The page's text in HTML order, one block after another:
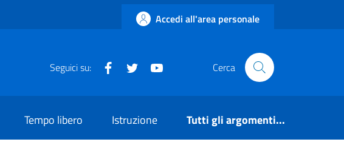
Accedi all'area personale
Seguici su: FacebookTwitter Cerca
Tempo libero Istruzione Tutti gli argomenti...